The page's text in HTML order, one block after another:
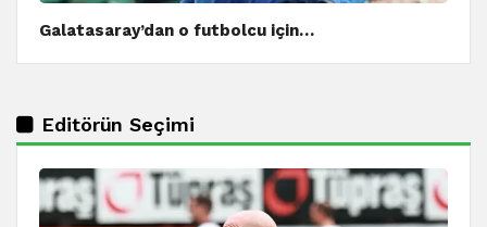
Galatasaray’dan o futbolcu için…
Editörün Seçimi